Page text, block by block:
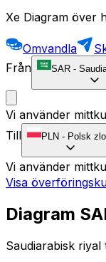
Xe Diagram över
Omvandla
Från
SAR -
Vi använder
Till
PLN - Polsk
Vi använder
Visa
Diagram
Saudiarabisk